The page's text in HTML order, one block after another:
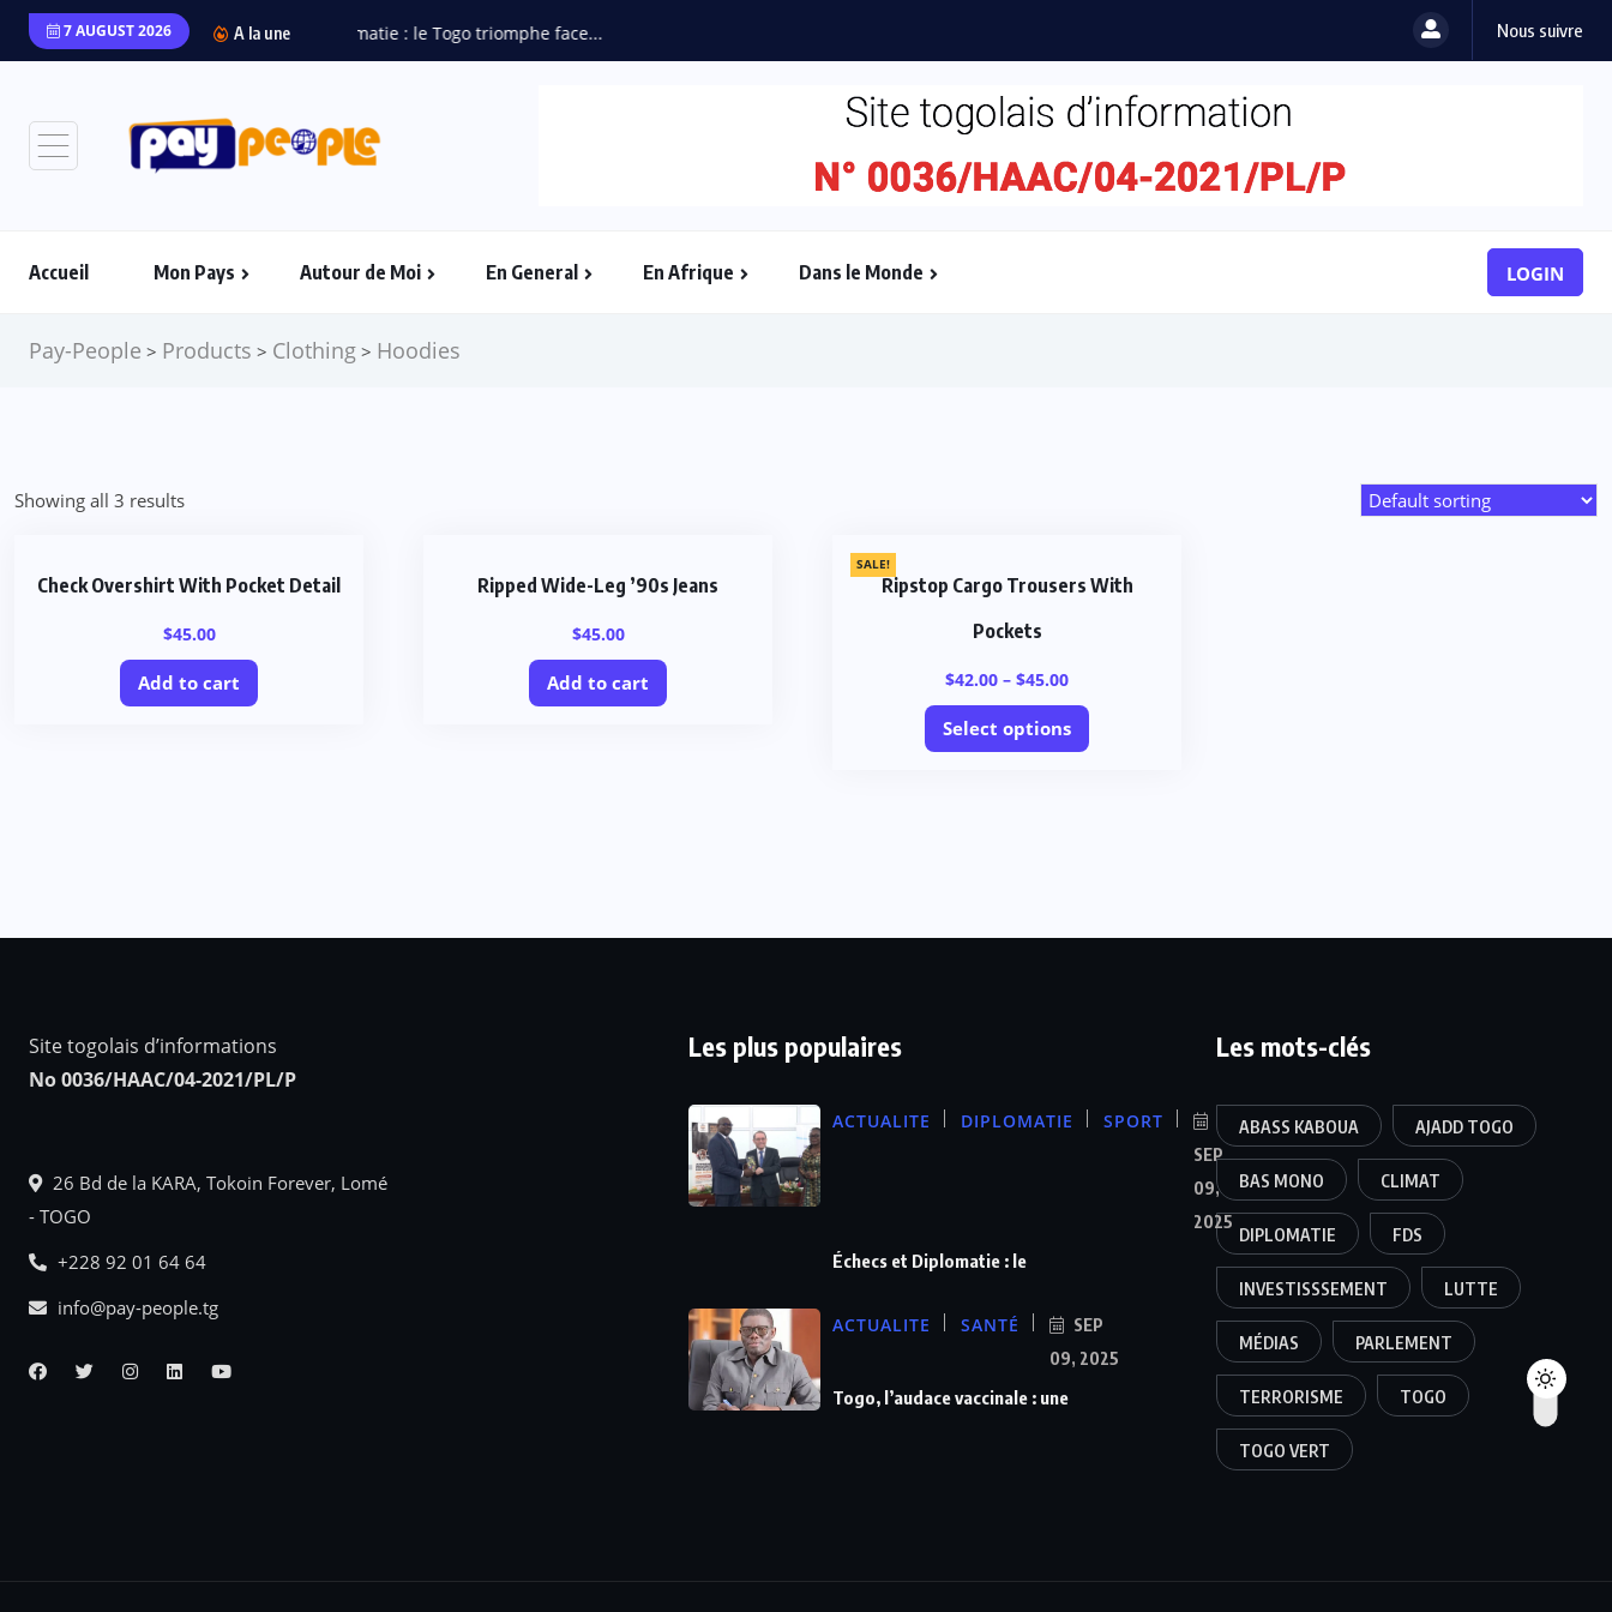
7 AUGUST 2026 A la une Nous suivre
Accueil Mon Pays Autour de Moi En General En Afrique Dans le Monde LOGIN
Pay-People > Products > Clothing > Hoodies
Showing all 3 results
Check Overshirt With Pocket Detail
$45.00
Add to cart
Ripped Wide-Leg ’90s Jeans
$45.00
Add to cart
SALE!
Ripstop Cargo Trousers With
Pockets
$42.00 –$45.00
Select options
Site togolais d’informations
No 0036/HAAC/04-2021/PL/P
26 Bd de la KARA, Tokoin Forever, Lomé
- TOGO
+228 92 01 64 64
info@pay-people.tg
Les plus populaires
ACTUALITE DIPLOMATIE SPORT
SEP
09,
2025
Échecs et Diplomatie : le
ACTUALITE SANTÉ
SEP
09, 2025
Togo, l’audace vaccinale : une
Les mots-clés
ABASS KABOUA AJADD TOGO
BAS MONO CLIMAT
DIPLOMATIE FDS
INVESTISSSEMENT LUTTE
MÉDIAS PARLEMENT
TERRORISME TOGO
TOGO VERT